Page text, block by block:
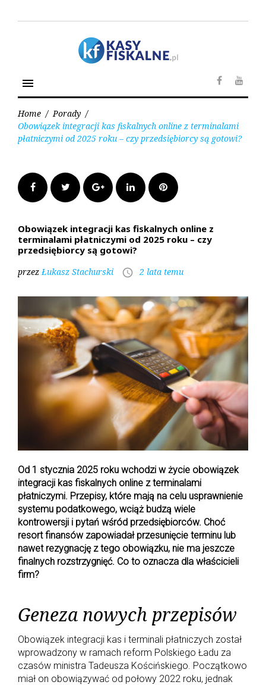
menu
F
c
e
Y
t
Home / Porady /
Obowiązek integracji kas fiskalnych online z terminalami
płatniczymi od 2025 roku – czy przedsiębiorcy są gotowi?
F
c
e
o
i
t
t
e
r
G
o
g
l
e
n
k
e
d
I
n
n
t
e
r
e
s
t
Obowiązek integracji kas fiskalnych online z
terminalami płatniczymi od 2025 roku – czy
przedsiębiorcy są gotowi?
przezŁukasz Stachurski access_time 2 lata temu
Od 1 stycznia 2025 roku wchodzi w życie obowiązek
integracji kas fiskalnych online z terminalami
płatniczymi. Przepisy, które mają na celu usprawnienie
systemu podatkowego, wciąż budzą wiele
kontrowersji i pytań wśród przedsiębiorców. Choć
resort finansów zapowiadał przesunięcie terminu lub
nawet rezygnację z tego obowiązku, nie ma jeszcze
finalnych rozstrzygnięć. Co to oznacza dla właścicieli
firm?
Geneza nowych przepisów
Obowiązek integracji kas i terminali płatniczych został
wprowadzony w ramach reform Polskiego Ładu za
czasów ministra Tadeusza Kościńskiego. Początkowo
miał on obowiązywać od połowy 2022 roku, jednak